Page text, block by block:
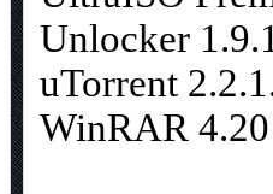
Unlocker
uTorrent
WinRAR 4.20